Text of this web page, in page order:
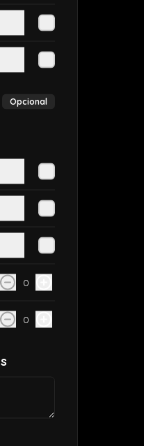
Opcional
0
0